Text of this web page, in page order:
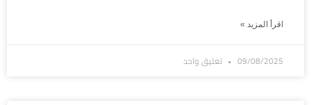
اقرأ المزيد »
09/08/2025 تعليق واحد